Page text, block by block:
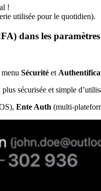
!
utilisée pour le quotidien).
dans les
Sécurité et
sécurisée et simple
Ente Auth (multi-